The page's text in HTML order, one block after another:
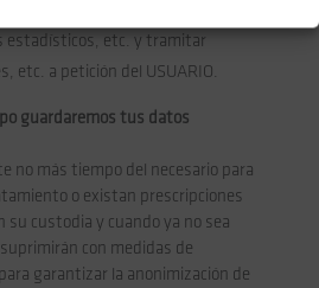
estadísticos, etc. y tramitar
etc. a petición del USUARIO.
guardaremos tus datos
no más tiempo del necesario para
o existan prescripciones
su custodia y cuando ya no sea
con medidas de
garantizar la anonimización de